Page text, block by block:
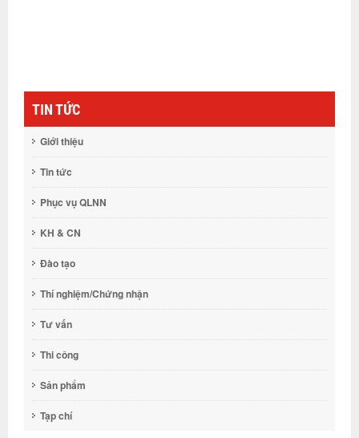
TIN TỨC
Giới thiệu
Tin tức
Phục vụ QLNN
KH & CN
Đào tạo
Thí nghiệm/Chứng nhận
Tư vấn
Thi công
Sản phẩm
Tạp chí